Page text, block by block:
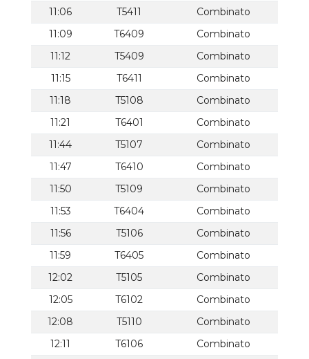
11:06
T5411
Combinato
11:09
T6409
Combinato
11:12
T5409
Combinato
11:15
T6411
Combinato
11:18
T5108
Combinato
11:21
T6401
Combinato
11:44
T5107
Combinato
11:47
T6410
Combinato
11:50
T5109
Combinato
11:53
T6404
Combinato
11:56
T5106
Combinato
11:59
T6405
Combinato
12:02
T5105
Combinato
12:05
T6102
Combinato
12:08
T5110
Combinato
12:11
T6106
Combinato